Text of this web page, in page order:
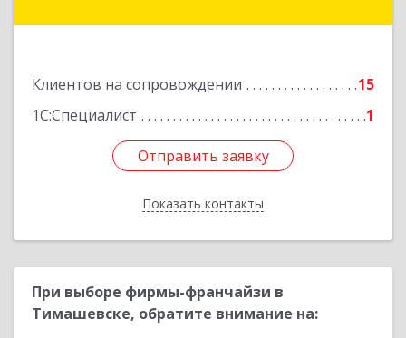
Клиентов на сопровождении
15
1С:Специалист
1
Отправить заявку
Показать контакты
Отправить заявку
Назад
При выборе фирмы-франчайзи в
Тимашевске, обратите внимание на: